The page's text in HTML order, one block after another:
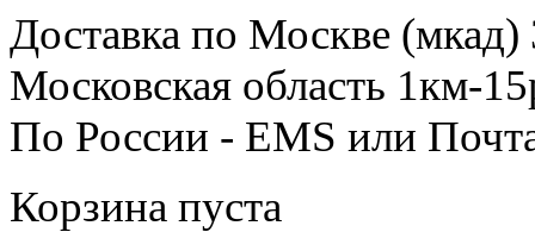
Доставка по Москве (мкад)
Московская область 1км-
По России - EMS или
Корзина пуста